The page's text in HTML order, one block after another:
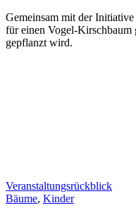
Gemeinsam mit der
für einen Vogel-Kirschbaum
gepflanzt wird.
Veranstaltungsrückblick
Bäume, Kinder